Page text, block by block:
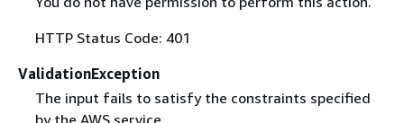
HTTP Status Code: 401
ValidationException
The input fails to satisfy the constraints specified
by the AWS service.